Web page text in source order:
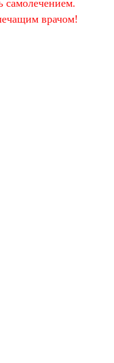
самолечением.
врачом!